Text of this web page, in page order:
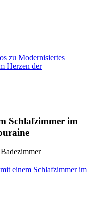
zu Modernisiertes
Herzen der
Schlafzimmer im
einem Schlafzimmer im